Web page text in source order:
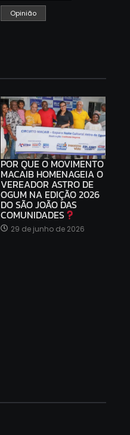
Opinião
POR QUE O MOVIMENTO
MACAIB HOMENAGEIA O
VEREADOR ASTRO DE
OGUM NA EDIÇÃO 2026
DO SÃO JOÃO DAS
COMUNIDADES
29 de junho de 2026